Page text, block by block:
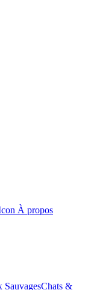
À propos
SauvagesChats &